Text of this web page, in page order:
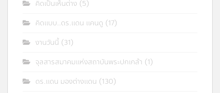
คิดเป็นเห็นต่าง (5)
คิดแบบ..ดร.แดน แคนดู (17)
งานวันนี้ (31)
จุลสารสมาคมแห่งสถาบันพระปกเกล้า (1)
ดร.แดน มองต่างแดน (130)